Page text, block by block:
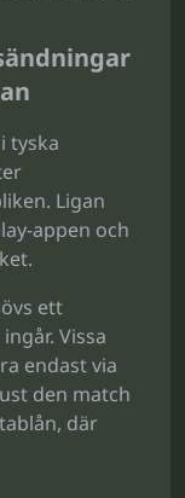
tyska
Ligan
appen och
ett
Vissa
endast via
den match
där